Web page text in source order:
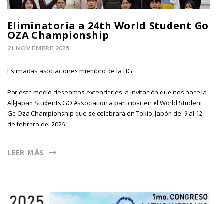
Eliminatoria a 24th World Student Go
OZA Championship
21 NOVIEMBRE 2025
Estimadas asociaciones miembro de la FIG,
Por este medio deseamos extenderles la invitación que nos hace la
All-Japan Students GO Association a participar en el World Student
Go Oza Championship que se celebrará en Tokio, Japón del 9 al 12
de febrero del 2026.
LEER MÁS